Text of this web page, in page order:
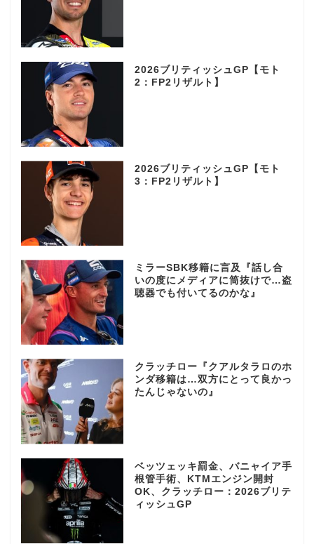
2026ブリティッシュGP【モト
2：FP2リザルト】
2026ブリティッシュGP【モト
3：FP2リザルト】
ミラーSBK移籍に言及『話し合
いの度にメディアに筒抜けで…盗
聴器でも付いてるのかな』
クラッチロー『クアルタラロのホ
ンダ移籍は…双方にとって良かっ
たんじゃないの』
ベッツェッキ罰金、バニャイア手
根管手術、KTMエンジン開封
OK、クラッチロー：2026ブリテ
ィッシュGP